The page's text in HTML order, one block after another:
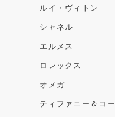
ルイ・ヴィトン
シャネル
エルメス
ロレックス
オメガ
ティファニー＆コー